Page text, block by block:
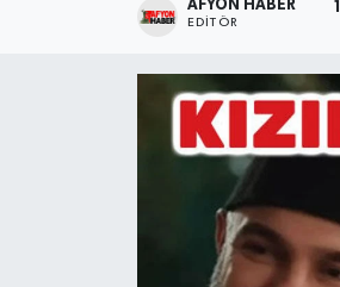
AFYON HABER
EDITÖR